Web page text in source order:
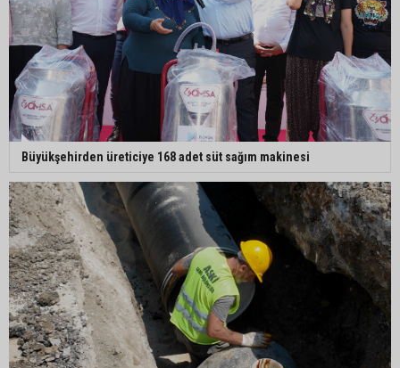
Büyükşehir açıkladı: Yasaklı ırk köpeğe mevzuat
kapsamında işlem yapıldı
Doğan: "Kredi limitleri her yıl enflasyon oranı
dikkate alınarak güncellenmelidir"
Adana’da motosiklet hırsızından ilginç savunma:
“Eve gitmek için aldım, geri verecektim”
Kozan’da kaçak tütün operasyonu: 1 şüpheli
tutuklandı
Büyükşehirden üreticiye 168 adet süt sağım makinesi